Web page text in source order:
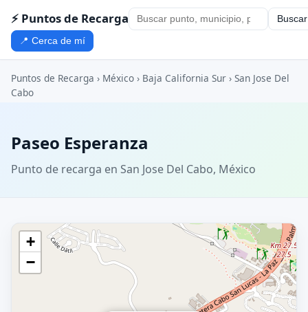
⚡ Puntos de Recarga Buscar
📍 Cerca de mí
Puntos de Recarga › México › Baja California Sur › San Jose Del
Cabo
Paseo Esperanza
Punto de recarga en San Jose Del Cabo, México
+
−